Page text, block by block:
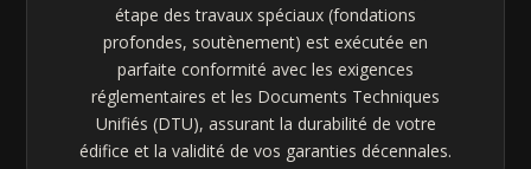
étape des travaux spéciaux (fondations
profondes, soutènement) est exécutée en
parfaite conformité avec les exigences
réglementaires et les Documents Techniques
Unifiés (DTU), assurant la durabilité de votre
édifice et la validité de vos garanties décennales.